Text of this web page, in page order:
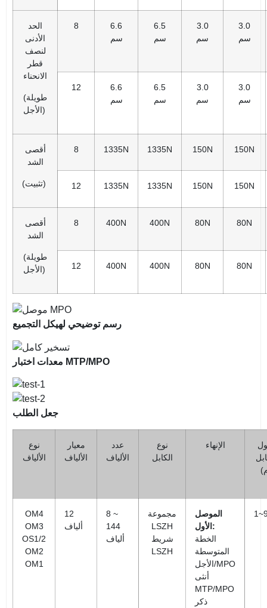
الحد
الأدنى
لنصف
قطر
الانحناء
(طويلة
الأجل)
8
6.6
سم
6.5
سم
3.0
سم
3.0
سم
12
6.6
سم
6.5
سم
3.0
سم
3.0
سم
أقصى
الشد
(تثبيت)
8 1335N 1335N 150N 150N
12 1335N 1335N 150N 150N
أقصى
الشد
(طويلة
الأجل)
8 400N 400N 80N 80N
12 400N 400N 80N 80N
رسم توضيحي لهيكل التجميع
معدات اختبار MTP/MPO
جعل الطلب
نوع
الألياف
معيار
الألياف
عدد
الألياف
نوع
الكابل
الإنهاء
OM4
OM3
OS1/2
OM2
OM1
12
ألياف
8 ~
144
ألياف
مجموعة
LSZH
شريط
LSZH
الموصل
الأول:
الخطة
المتوسطة
الأجل/MPO
أنثى
MTP/MPO
ذكر